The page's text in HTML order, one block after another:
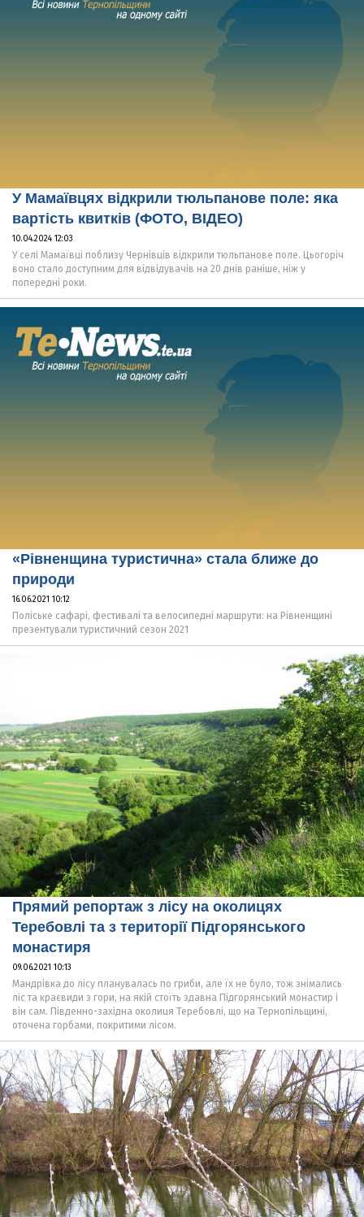
У Мамаївцях відкрили тюльпанове поле: яка
вартість квитків (ФОТО, ВІДЕО)
10.04.2024 12:03
У селі Мамаївці поблизу Чернівців відкрили тюльпанове поле. Цьогоріч
воно стало доступним для відвідувачів на 20 днів раніше, ніж у
попередні роки.
«Рівненщина туристична» стала ближе до
природи
16.06.2021 10:12
Поліське сафарі, фестивалі та велосипедні маршрути: на Рівненщині
презентували туристичний сезон 2021
Прямий репортаж з лісу на околицях
Теребовлі та з території Підгорянського
монастиря
09.06.2021 10:13
Мандрівка до лісу планувалась по гриби, але їх не було, тож знімались
ліс та краєвиди з гори, на якій стоїть здавна Підгорянський монастир і
він сам. Південно-західна околиця Теребовлі, що на Тернопільщині,
оточена горбами, покритими лісом.